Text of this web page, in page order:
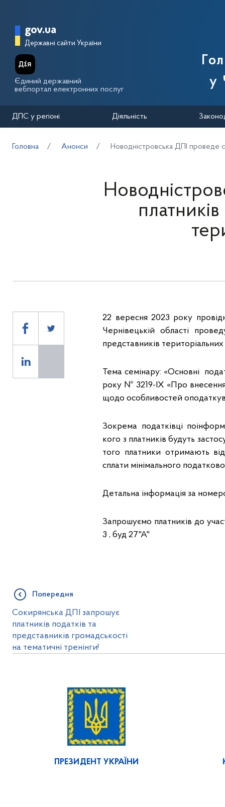
Головна сторінка Державної
gov.ua
Державні сайти України
Єдиний державний
вебпортал електронних послуг
у
ДПС у регіоні Діяльність
Головна Анонси Новодністровська ДПІ проведе
22 вересня 2023 року
Чернівецькій області
представників
Тема семінару: «Основні
року № 3219-ІХ «Про внесення
щодо особливостей
Зокрема податківці
кого з платників будуть
того платники отримають
сплати мінімального
Детальна інформація за
Запрошуємо платників до
3 , буд 27"А"
Попередня
Сокирянська ДПІ запрошує
платників податків та
представників громадськості
на тематичні тренінги!
ПРЕЗИДЕНТ УКРАЇНИ